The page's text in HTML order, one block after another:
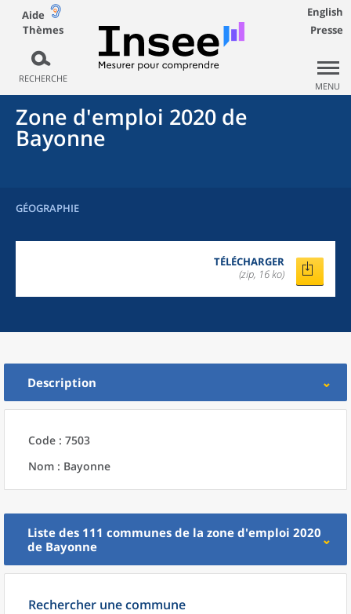
Aide
Thèmes
RECHERCHE
English
Presse
MENU
Zone d'emploi 2020 de
Bayonne
GÉOGRAPHIE
TÉLÉCHARGER
(zip, 16 ko)
Description
Code : 7503
Nom : Bayonne
Liste des 111 communes de la zone d'emploi 2020
de Bayonne
Rechercher une commune